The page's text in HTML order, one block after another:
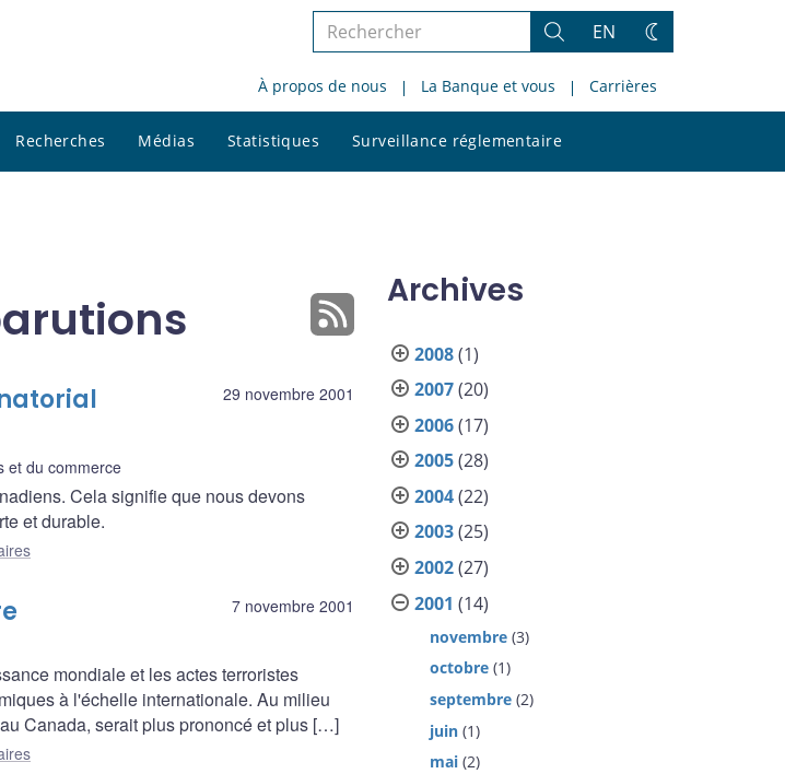
Rechercher
le
site
Rechercher
EN
Changez
thème
À propos de nous La Banque et vous Carrières
Recherches Médias Statistiques Surveillance réglementaire
le
29 novembre 2001
et du commerce
Cela signifie que nous devons
et durable.
7 novembre 2001
mondiale et les actes terroristes
à l'échelle internationale. Au milieu
Canada, serait plus prononcé et plus […]
Archives
2008(1)
2007(20)
2006(17)
2005(28)
2004(22)
2003(25)
2002(27)
2001 (14)
novembre (3)
octobre (1)
septembre (2)
juin (1)
mai (2)